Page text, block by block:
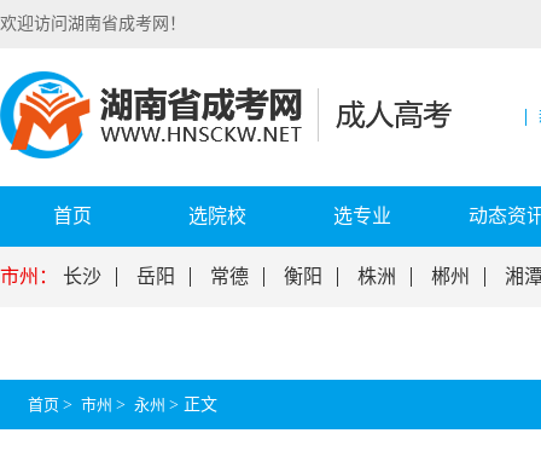
欢迎访问湖南省成考网！
首页 选院校 选专业 动态资
市州： 长沙 岳阳 常德 衡阳 株洲 郴州 湘
首页 > 市州 > 永州 > 正文